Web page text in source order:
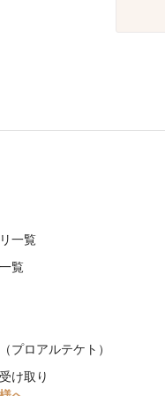
一覧
覧
プロアルテケト）
け取り